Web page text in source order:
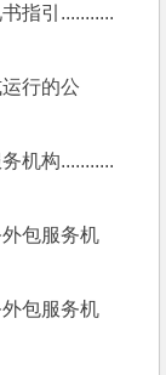
指引...........
行的公
机构...........
包服务机
包服务机